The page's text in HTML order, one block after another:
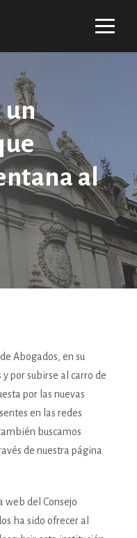
un
al
Abogados, en su
por subirse al carro de
por las nuevas
en las redes
buscamos
de nuestra página
web del Consejo
ha sido ofrecer al